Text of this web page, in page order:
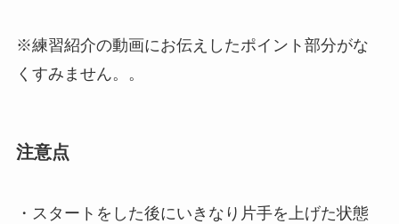
※練習紹介の動画にお伝えしたポイント部分がな
くすみません。。
注意点
・スタートをした後にいきなり片手を上げた状態